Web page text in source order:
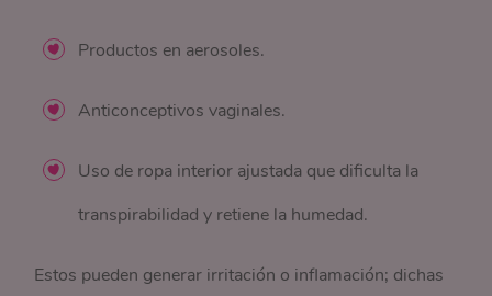
Productos en aerosoles.
Anticonceptivos vaginales.
Uso de ropa interior ajustada que dificulta la
transpirabilidad y retiene la humedad.
Estos pueden generar irritación o inflamación; dichas